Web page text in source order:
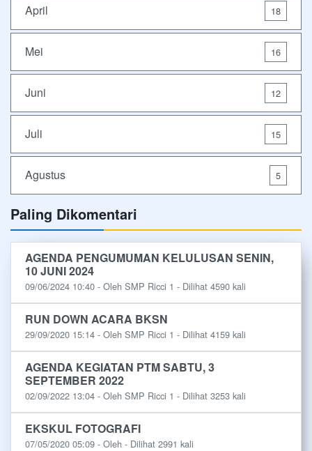
April 18
Mei 16
Juni 12
Juli 15
Agustus 5
Paling Dikomentari
AGENDA PENGUMUMAN KELULUSAN SENIN,
10 JUNI 2024
09/06/2024 10:40 - Oleh SMP Ricci 1 - Dilihat 4590 kali
RUN DOWN ACARA BKSN
29/09/2020 15:14 - Oleh SMP Ricci 1 - Dilihat 4159 kali
AGENDA KEGIATAN PTM SABTU, 3
SEPTEMBER 2022
02/09/2022 13:04 - Oleh SMP Ricci 1 - Dilihat 3253 kali
EKSKUL FOTOGRAFI
07/05/2020 05:09 - Oleh - Dilihat 2991 kali